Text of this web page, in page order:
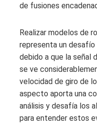
de fusiones
Realizar modelos de
representa un
debido a que la señal
se ve
velocidad de giro de
aspecto aporta una
análisis y desafía los
para entender estos